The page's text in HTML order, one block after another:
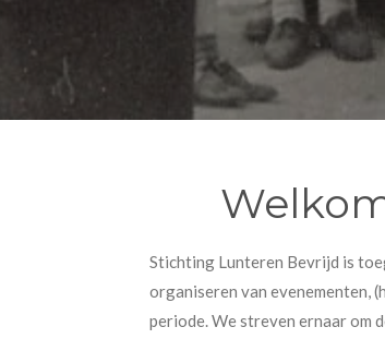
Stichting Lunteren Bevrijd is
organiseren van evenementen,
periode. We streven ernaar om